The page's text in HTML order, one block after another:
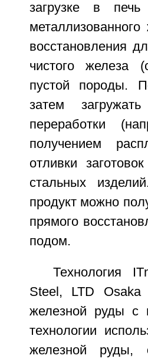
загрузке в
восстановления
чистого железа
пустой породы.
затем
переработки
получением
отливки
стальных
продукт можно
прямого
подом.
Технология
Steel, LTD
железной руды с
технологии
железной руды,